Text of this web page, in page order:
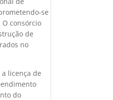
se
consórcio
de
no
licença de
do